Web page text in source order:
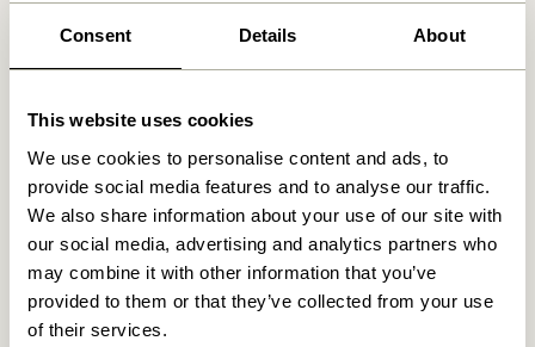
Consent Details About
This website uses cookies
We use cookies to personalise content and ads, to
provide social media features and to analyse our traffic.
We also share information about your use of our site with
our social media, advertising and analytics partners who
may combine it with other information that you’ve
provided to them or that they’ve collected from your use
of their services.
Produits similaires